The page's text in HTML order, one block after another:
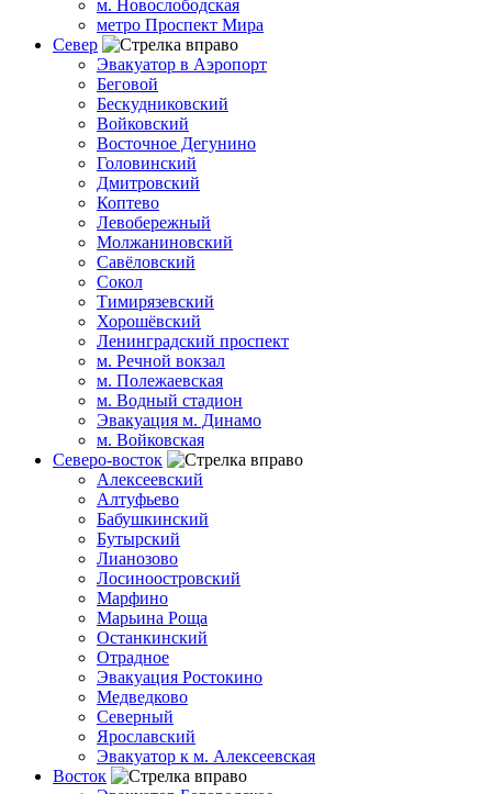
м. Новослободская
метро Проспект Мира
Север
Эвакуатор в Аэропорт
Беговой
Бескудниковский
Войковский
Восточное Дегунино
Головинский
Дмитровский
Коптево
Левобережный
Молжаниновский
Савёловский
Сокол
Тимирязевский
Хорошёвский
Ленинградский проспект
м. Речной вокзал
м. Полежаевская
м. Водный стадион
Эвакуация м. Динамо
м. Войковская
Северо-восток
Алексеевский
Алтуфьево
Бабушкинский
Бутырский
Лианозово
Лосиноостровский
Марфино
Марьина Роща
Останкинский
Отрадное
Эвакуация Ростокино
Медведково
Северный
Ярославский
Эвакуатор к м. Алексеевская
Восток